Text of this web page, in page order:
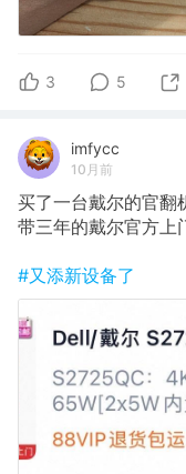
3 5
imfycc
10月前
买了一台戴尔的官
带三年的戴尔官方上
#又添新设备了